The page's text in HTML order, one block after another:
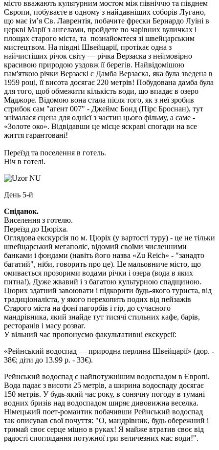
місто вважають культурним мостом між північчю та півднем
Європи, побуваєте в одному з найдавніших соборів Лугано,
що має ім’я Св. Лаврентія, побачите фрески Бернардо Луіні в
церкві Марії з ангелами, пройдете по чарівних вуличках і
площах старого міста, та познайомтеся зі швейцарським
мистецтвом. На півдні Швейцарії, протікає одна з
найчистіших річок світу — річка Верзаска з неймовірно
красивою природою уздовж її берегів. Найвідомішою
пам'яткою річки Верзаскі є Дамба Верзаска, яка була зведена в
1959 році, її висота досягає 220 метрів! Побудована дамба була
для того, щоб обмежити кількість води, що впадає в озеро
Маджоре. Відомою вона стала після того, як з неї зробив
стрибок сам "агент 007" - Джеймс Бонд (Пірс Броснан), тут
знімалася сцена для однієї з частин цього фільму, а саме -
«Золоте око». Відвідавши це місце яскраві спогади на все
життя гарантовані!
Переїзд та поселення в готель.
Ніч в готелі.
День 5-й
Сніданок.
Виселення з готелю.
Переїзд до Цюріха.
Оглядова екскурсія по м. Цюріх (у вартості туру) - це не тільки
швейцарський мегаполіс, відомий своїми численними
банками і фондами (навіть його назва «Zu Reich» - "занадто
багатий", ніби, говорить про це). Це мальовниче місто, що
омивається прозорими водами річки і озера (вода в яких
питна!), Дуже жвавий і з багатою культурною спадщиною.
Цюрих здатний завоювати і підкорити будь-якого туриста, від
традиціоналіста, у якого перехопить подих від пейзажів
Старого міста на фоні пагорбів і гір, до сучасного
мандрівника, який знайде тут тисячі стильних кафе, барів,
ресторанів і масу розваг.
У вільний час пропонуємо факультативні екскурсії:
«Рейнський водоспад — природна перлина Швейцарії» (дор. -
38€; діти до 13.99 р. - 33€).
Рейнський водоспад є найпотужнішим водоспадом в Європі.
Вода падає з висоти 25 метрів, а ширина водоспаду досягає
150 метрів. У будь-який час року, в сонячну погоду в тумані
водних бризів над водоспадом ширяє дивовижна веселка.
Німецький поет-романтик побачивши Рейнський водоспад
так описував свої почуття: "О, мандрівник, будь обережний і
тримай своє серце міцно в руках! Я майже втратив своє від
радості споглядання потужної гри величезних мас води!".